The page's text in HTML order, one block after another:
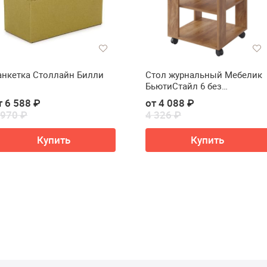
Столлайн Билли
6 588 ₽
₽
Купить
Стол журнальный Мебелик
БьютиСтайл 6 без
стекла(Стол журнальный
Мебелик BeautyStyle 6 без
стекла)
от 4 088 ₽
4 326 ₽
Купить